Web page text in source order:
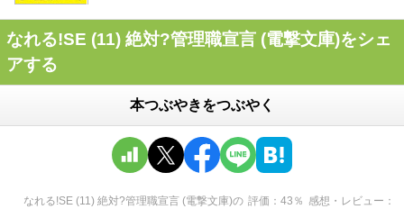
なれる!SE (11) 絶対?管理職宣言 (電撃文庫)をシェ
アする
本つぶやきをつぶやく
なれる!SE (11) 絶対?管理職宣言 (電撃文庫)の 評価 43 ％ 感想・レビュー